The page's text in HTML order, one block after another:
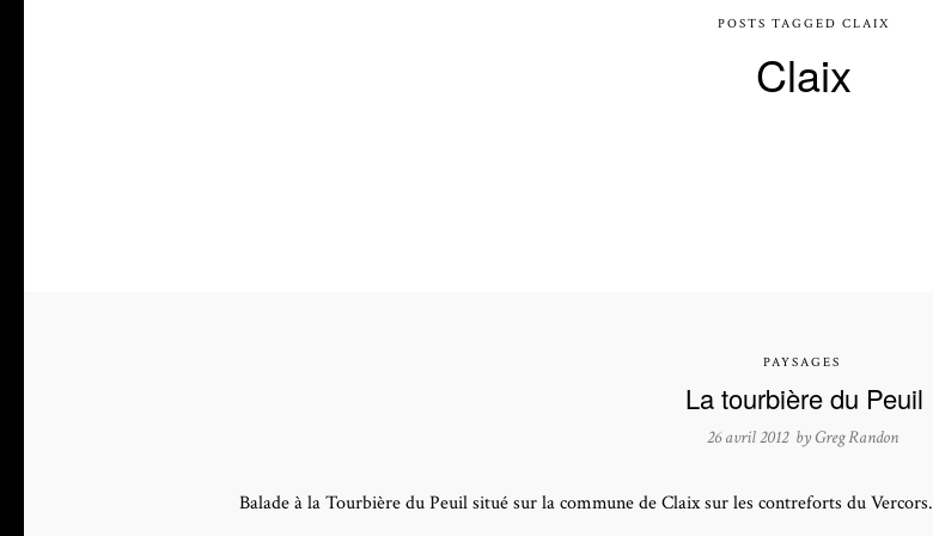
POSTS TAGGED CLAIX
Claix
PAYSAGES
La tourbière du Peuil
26 avril 2012 by Greg Randon
Balade à la Tourbière du Peuil situé sur la commune de Claix sur les contreforts du Vercors.